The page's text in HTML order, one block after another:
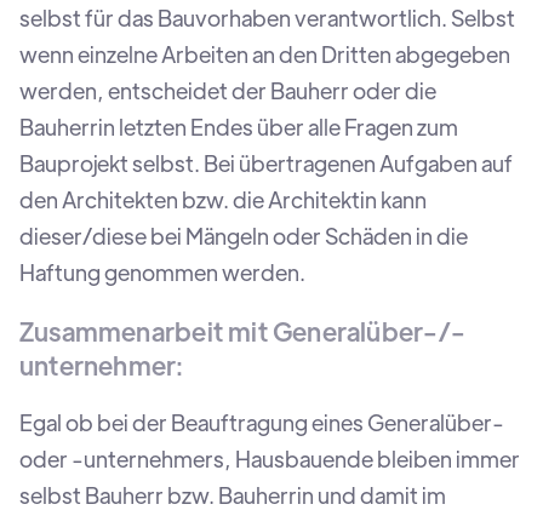
selbst für das Bauvorhaben verantwortlich. Selbst
wenn einzelne Arbeiten an den Dritten abgegeben
werden, entscheidet der Bauherr oder die
Bauherrin letzten Endes über alle Fragen zum
Bauprojekt selbst. Bei übertragenen Aufgaben auf
den Architekten bzw. die Architektin kann
dieser/diese bei Mängeln oder Schäden in die
Haftung genommen werden.
Zusammenarbeit mit Generalüber-/-
unternehmer:
Egal ob bei der Beauftragung eines Generalüber-
oder -unternehmers, Hausbauende bleiben immer
selbst Bauherr bzw. Bauherrin und damit im